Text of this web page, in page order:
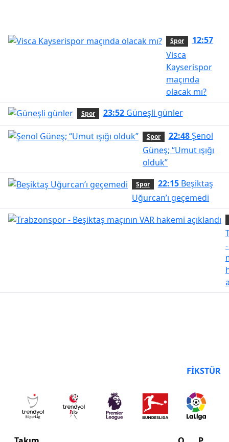
Spor
12:57
Visca
Kayserispor
maçında
olacak mı?
Spor 23:52Güneşli günler
Spor 22:48Şenol
Güneş; “Umut ışığı
olduk”
Spor 22:15Beşiktaş
Uğurcan’ı geçemedi
FIKSTÜR